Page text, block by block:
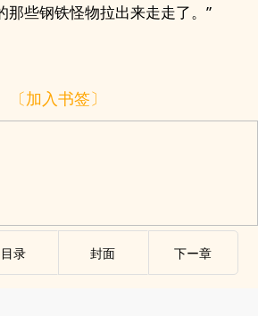
那些钢铁怪物拉出来走走了。”
〔加入书签〕
目录 封面 下ー章